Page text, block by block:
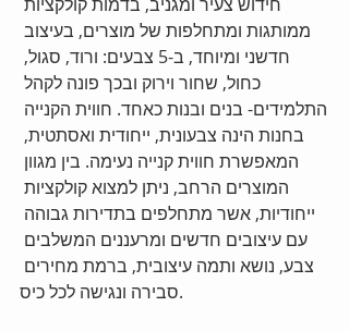
ממותגות ומתחלפות של מוצרים, בעיצוב
חדשני ומיוחד, ב-5 צבעים: ורוד, סגול,
כחול, שחור וירוק ובכך פונה לקהל
התלמידים- בנים ובנות כאחד. חווית הקנייה
בחנות הינה צבעונית, ייחודית ואסתטית,
המאפשרת חווית קנייה נעימה. בין מגוון
המוצרים הרחב, ניתן למצוא קולקציות
ייחודיות, אשר מתחלפים בתדירות גבוהה
עם עיצובים חדשים ומרעננים המשלבים
צבע, נושא ותמה עיצובית, ברמת מחירים
סבירה ונגישה לכל כיס.